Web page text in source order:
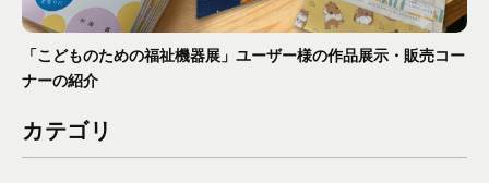
「こどものための福祉機器展」ユーザー様の作品展示・販売コー
ナーの紹介
カテゴリ